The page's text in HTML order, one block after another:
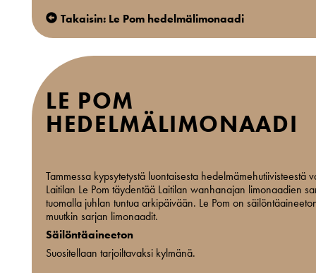
Takaisin: Le Pom hedelmälimonaadi
LE POM
HEDELMÄLIMONAADI
Tammessa kypsytetystä luontaisesta hedelmämehutiivisteestä
Laitilan Le Pom täydentää Laitilan wanhanajan limonaadien
tuomalla juhlan tuntua arkipäivään. Le Pom on
muutkin sarjan limonaadit.
Säilöntäaineeton
Suositellaan tarjoiltavaksi kylmänä.